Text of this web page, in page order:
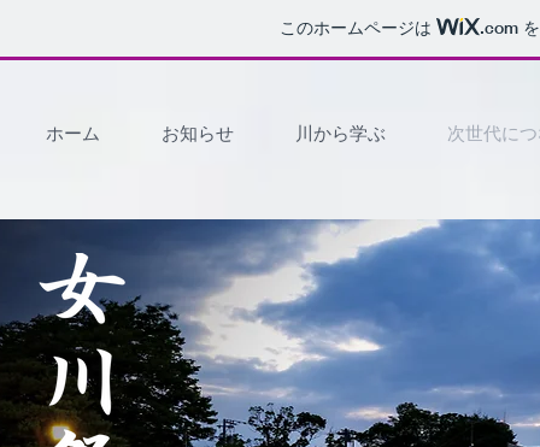
このホームページは .com
ホーム お知らせ 川から学ぶ 次世代に